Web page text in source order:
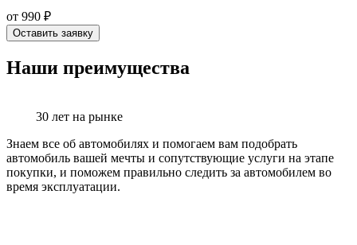
от 990 ₽
Оставить заявку
Наши преимущества
30 лет на рынке
Знаем все об автомобилях и помогаем вам подобрать
автомобиль вашей мечты и сопутствующие услуги на этапе
покупки, и поможем правильно следить за автомобилем во
время эксплуатации.